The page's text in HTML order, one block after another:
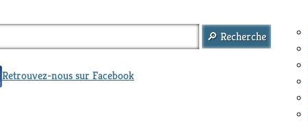
Retrouvez-nous sur Facebook